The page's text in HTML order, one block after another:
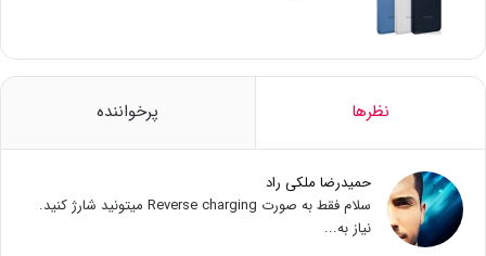
نظرها پرخواننده
حمیدرضا ملکی راد
سلام فقط به صورت Reverse charging میتونید شارژ کنید.
نیاز به...